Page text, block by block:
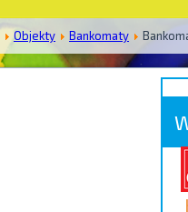
Objekty Bankomaty